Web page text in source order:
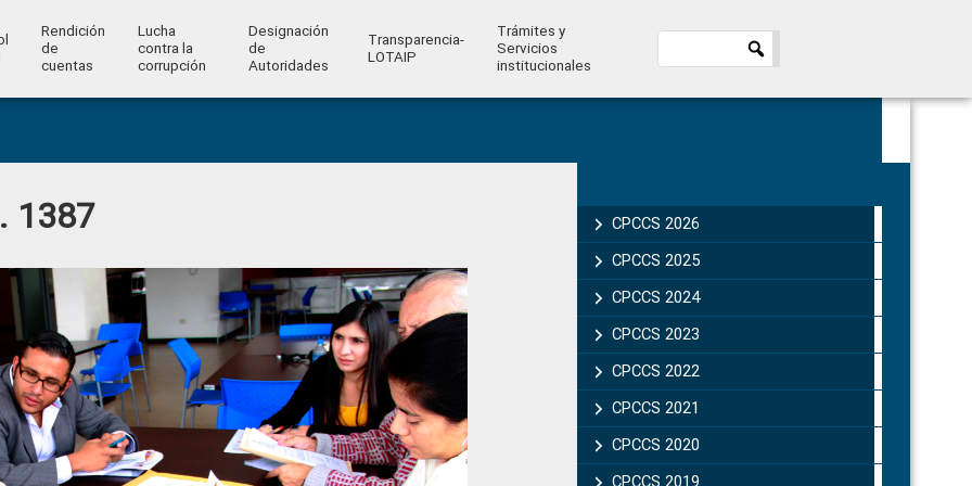
Rendición
de
cuentas
Lucha
contra la
corrupción
Designación
de
Autoridades
Transparencia-
LOTAIP
Trámites y
Servicios
institucionales
1387
Sidebar
CPCCS 2026
CPCCS 2025
CPCCS 2024
CPCCS 2023
CPCCS 2022
CPCCS 2021
CPCCS 2020
CPCCS 2019 .